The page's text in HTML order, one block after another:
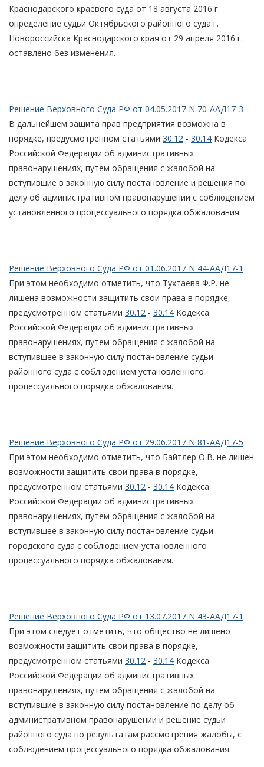
Краснодарского краевого суда от 18 августа 2016 г.
определение судьи Октябрьского районного суда г.
Новороссийска Краснодарского края от 29 апреля 2016 г.
оставлено без изменения.
Решение Верховного Суда РФ от 04.05.2017 N 70-ААД17-3
В дальнейшем защита прав предприятия возможна в
порядке, предусмотренном статьями 30.12 - 30.14 Кодекса
Российской Федерации об административных
правонарушениях, путем обращения с жалобой на
вступившие в законную силу постановление и решения по
делу об административном правонарушении с соблюдением
установленного процессуального порядка обжалования.
Решение Верховного Суда РФ от 01.06.2017 N 44-ААД17-1
При этом необходимо отметить, что Тухтаева Ф.Р. не
лишена возможности защитить свои права в порядке,
предусмотренном статьями 30.12 - 30.14 Кодекса
Российской Федерации об административных
правонарушениях, путем обращения с жалобой на
вступившее в законную силу постановление судьи
районного суда с соблюдением установленного
процессуального порядка обжалования.
Решение Верховного Суда РФ от 29.06.2017 N 81-ААД17-5
При этом необходимо отметить, что Байтлер О.В. не лишен
возможности защитить свои права в порядке,
предусмотренном статьями 30.12 - 30.14 Кодекса
Российской Федерации об административных
правонарушениях, путем обращения с жалобой на
вступившее в законную силу постановление судьи
городского суда с соблюдением установленного
процессуального порядка обжалования.
Решение Верховного Суда РФ от 13.07.2017 N 43-ААД17-1
При этом следует отметить, что общество не лишено
возможности защитить свои права в порядке,
предусмотренном статьями 30.12 - 30.14 Кодекса
Российской Федерации об административных
правонарушениях, путем обращения с жалобой на
вступившие в законную силу постановление по делу об
административном правонарушении и решение судьи
районного суда по результатам рассмотрения жалобы, с
соблюдением процессуального порядка обжалования.